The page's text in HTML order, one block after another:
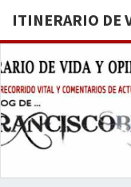
ITINERARIO DE